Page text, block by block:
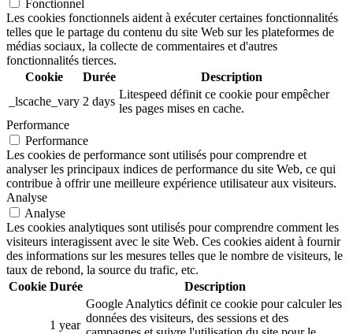
Fonctionnel
Les cookies fonctionnels aident à exécuter certaines fonctionnalités
telles que le partage du contenu du site Web sur les plateformes de
médias sociaux, la collecte de commentaires et d'autres
fonctionnalités tierces.
Cookie
Durée
Description
_lscache_vary 2 days
Litespeed définit ce cookie pour empêcher
les pages mises en cache.
Performance
Performance
Les cookies de performance sont utilisés pour comprendre et
analyser les principaux indices de performance du site Web, ce qui
contribue à offrir une meilleure expérience utilisateur aux visiteurs.
Analyse
Analyse
Les cookies analytiques sont utilisés pour comprendre comment les
visiteurs interagissent avec le site Web. Ces cookies aident à fournir
des informations sur les mesures telles que le nombre de visiteurs, le
taux de rebond, la source du trafic, etc.
Cookie Durée Description
1 year
Google Analytics définit ce cookie pour calculer les
données des visiteurs, des sessions et des